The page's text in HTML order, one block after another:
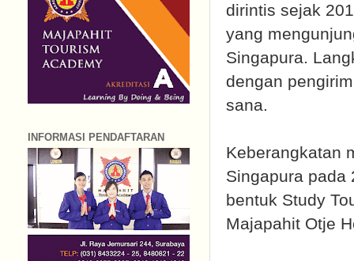
dirintis sejak
yang
Singapura.
dengan
sana.
Keberangkatan
Singapura pada
bentuk Study
Majapahit Otje
INFORMASI PENDAFTARAN